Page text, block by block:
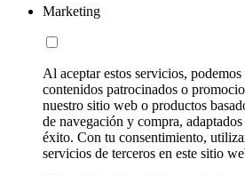
Marketing
Al aceptar estos servicios,
contenidos patrocinados o
nuestro sitio web o productos
de navegación y compra,
éxito. Con tu consentimiento,
servicios de terceros en este sitio